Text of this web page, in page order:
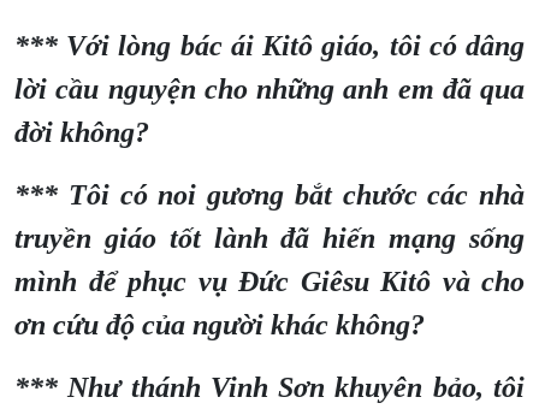
*** Với lòng bác ái Kitô giáo, tôi có dâng
lời cầu nguyện cho những anh em đã qua
đời không?
*** Tôi có noi gương bắt chước các nhà
truyền giáo tốt lành đã hiến mạng sống
mình để phục vụ Đức Giêsu Kitô và cho
ơn cứu độ của người khác không?
*** Như thánh Vinh Sơn khuyên bảo, tôi